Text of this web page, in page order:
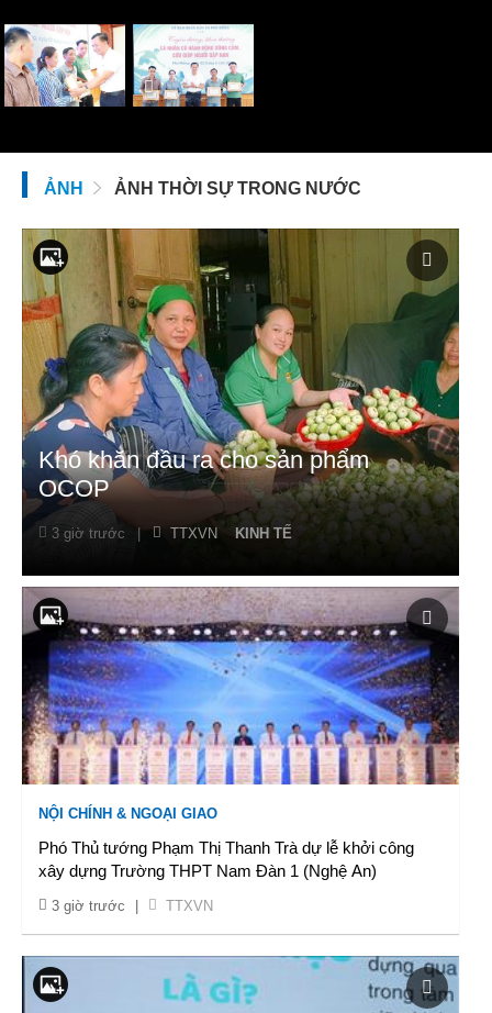
ẢNH ẢNH THỜI SỰ TRONG NƯỚC
Khó khăn đầu ra cho sản phẩm
OCOP
3 giờ trước TTXVN KINH TẾ
NỘI CHÍNH & NGOẠI GIAO
Phó Thủ tướng Phạm Thị Thanh Trà dự lễ khởi công
xây dựng Trường THPT Nam Đàn 1 (Nghệ An)
3 giờ trước TTXVN